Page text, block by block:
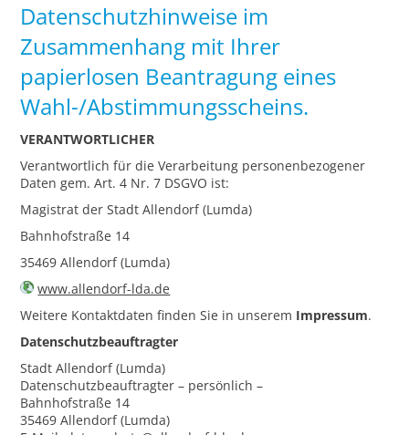
Datenschutzhinweise im
Zusammenhang mit Ihrer
papierlosen Beantragung eines
Wahl-/Abstimmungsscheins.
VERANTWORTLICHER
Verantwortlich für die Verarbeitung personenbezogener
Daten gem. Art. 4 Nr. 7 DSGVO ist:
Magistrat der Stadt Allendorf (Lumda)
Bahnhofstraße 14
35469 Allendorf (Lumda)
www.allendorf-lda.de
Weitere Kontaktdaten finden Sie in unserem Impressum.
Datenschutzbeauftragter
Stadt Allendorf (Lumda)
Datenschutzbeauftragter – persönlich –
Bahnhofstraße 14
35469 Allendorf (Lumda)